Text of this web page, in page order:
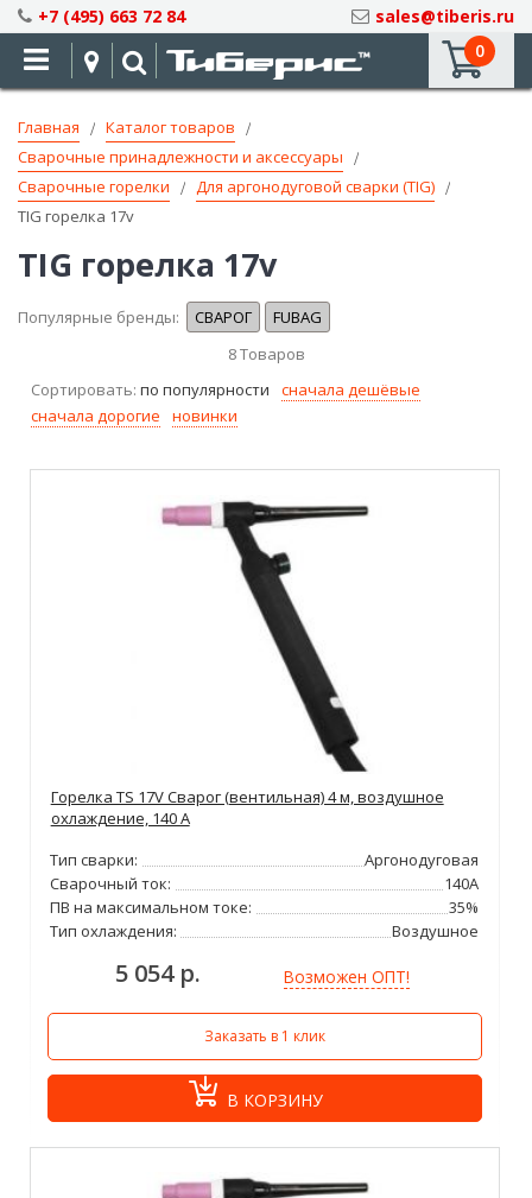
Skip
to
Content
+7 (495) 663 72 84
sales@tiberis.ru
0
Главная
Каталог товаров
Сварочные принадлежности и аксессуары
Сварочные горелки
Для аргонодуговой сварки (TIG)
TIG горелка 17v
TIG горелка 17v
Популярные бренды: СВАРОГ
FUBAG
8Товаров
Сортировать: по популярности
сначала дешёвые
сначала дорогие
новинки
Горелка TS 17V Сварог (вентильная) 4 м, воздушное
охлаждение, 140 А
Тип сварки:
Аргонодуговая
Сварочный ток:
140А
ПВ на максимальном токе:
35%
Тип охлаждения:
Воздушное
5 054 р. Возможен ОПТ!
Заказать в 1 клик
В КОРЗИНУ